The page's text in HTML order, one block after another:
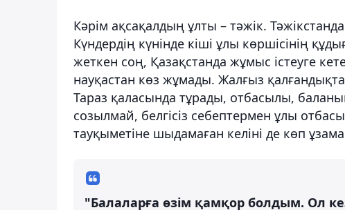
Кәрім ақсақалдың ұлты – тәжік.
Күндердің күнінде кіші ұлы көршісінің
жеткен соң, Қазақстанда жұмыс істеуге
науқастан көз жұмады. Жалғыз
Тараз қаласында тұрады, отбасылы,
созылмай, белгісіз себептермен ұлы
тауқыметіне шыдамаған келіні де көп
"Балаларға өзім қамқор болдым. Ол